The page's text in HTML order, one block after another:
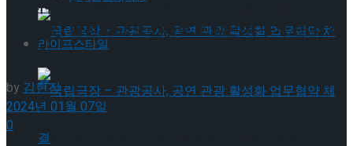
국립극장 – 관광공사, 공연 관광 활성화 업무협약 체결
라이프스타일
[인터뷰] 8연속 내셔널 챔피언 대기록 달성한 차준
환, “항상 발전하고 도전해보고 싶은 욕구가 큰 것 같
아요.”
by김현진
2024년 01월 07일
0